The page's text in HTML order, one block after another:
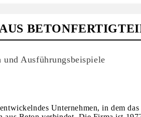
und Ausführungsbeispiele
Unternehmen, in dem